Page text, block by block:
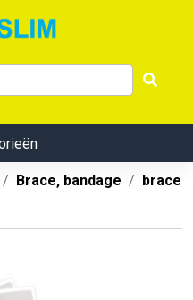
Brace, bandage
brace